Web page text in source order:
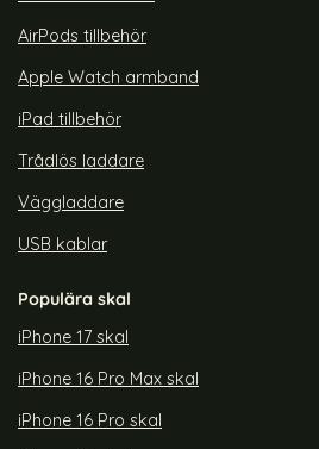
AirPods tillbehör
Apple Watch armband
iPad tillbehör
Trådlös laddare
Väggladdare
USB kablar
Populära skal
iPhone 17 skal
iPhone 16 Pro Max skal
iPhone 16 Pro skal